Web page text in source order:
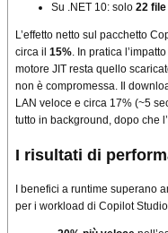
Su .NET 10: solo 22 file
L’effetto netto sul pacchetto
circa il 15%. In pratica
motore JIT resta quello
non è compromessa. Il
LAN veloce e circa 17% (~5
tutto in background, dopo che
I risultati di
I benefici a runtime superano
per i workload di Copilot